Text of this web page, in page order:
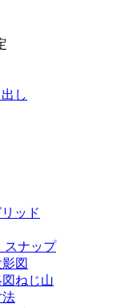
し
ッド
スナップ
図
ねじ山
法